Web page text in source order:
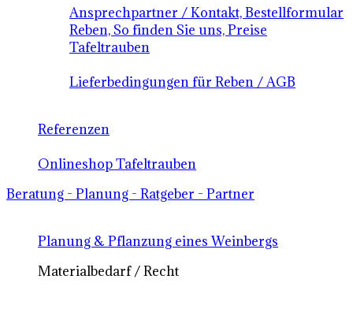
Ansprechpartner / Kontakt, Bestellformular
Reben, So finden Sie uns, Preise
Tafeltrauben
Lieferbedingungen für Reben / AGB
Referenzen
Onlineshop Tafeltrauben
Beratung - Planung - Ratgeber - Partner
Planung & Pflanzung eines Weinbergs
Materialbedarf / Recht